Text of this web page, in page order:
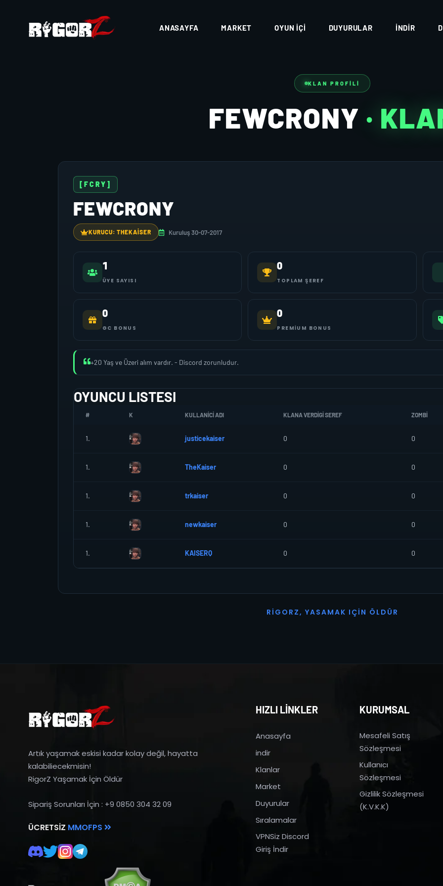
ANASAYFA MARKET OYUN İÇI DUYURULAR İNDIR
KLAN PROFILI
FEWCRONY ·
[FCRY]
FEWCRONY
KURUCU: THEKAISER Kuruluş 30-07-2017
1
ÜYE SAYISI
0
TOPLAM ŞEREF
0
GC BONUS
0
PREMIUM BONUS
+20 Yaş ve Üzeri alım vardır. - Discord zorunludur.
OYUNCU LISTESI
# K KULLANICI ADI KLANA VERDIGI SEREF ZOMBI
1. justicekaiser 0 0
1. TheKaiser 0 0
1. trkaiser 0 0
1. newkaiser 0 0
1. KAISERQ 0 0
R I G O R Z, YASAMAK I ÇI N Ö L D Ü R
Artık yaşamak eskisi kadar kolay değil, hayatta
kalabiliecekmisin!
RigorZ Yaşamak İçin Öldür
Sipariş Sorunları İçin : +9 0850 304 32 09
ÜCRETSIZ MMOFPS
HIZLI LİNKLER
Anasayfa
indir
Klanlar
Market
Duyurular
Sıralamalar
VPNSiz Discord
Giriş İndir
KURUMSAL
Mesafeli Satış
Sözleşmesi
Kullanıcı
Sözleşmesi
Gizlilik Sözleşmesi
(K.V.K.K)